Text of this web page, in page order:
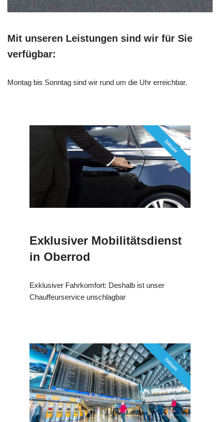
Mit unseren Leistungen sind wir für Sie
verfügbar:
Montag bis Sonntag sind wir rund um die Uhr erreichbar.
Exklusiver Mobilitätsdienst
in Oberrod
Exklusiver Fahrkomfort: Deshalb ist unser
Chauffeurservice unschlagbar